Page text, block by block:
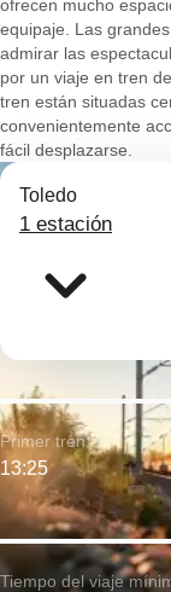
ofrecen mucho
equipaje. Las
admirar las
por un viaje en tren
tren están situadas
convenientemente
fácil desplazarse.
Toledo
1 estación
Tiempo del viaje
Primer tren:
13:25